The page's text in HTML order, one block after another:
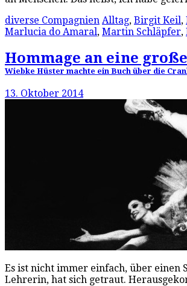
diverse Compagnien Alltag, Birgit Keil,
Marlucia do Amaral, Martin Schläpfer,
Hommage an eine
Wiebke Hüster machte ein Buch über die
13. Oktober 2014
Es ist nicht immer einfach, über einen
Lehrerin, hat sich getraut.